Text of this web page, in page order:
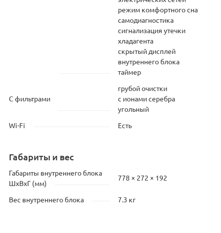
режим комфортного сна
самодиагностика
сигнализация утечки
хладагента
скрытый дисплей
внутреннего блока
таймер
С фильтрами
грубой очистки
с ионами серебра
угольный
Wi-Fi Есть
Габариты и вес
Габариты внутреннего блока
ШхВхГ (мм)
778 × 272 × 192
Вес внутреннего блока 7.3 кг